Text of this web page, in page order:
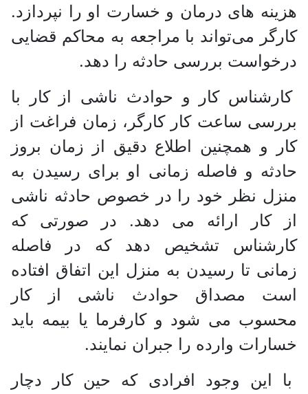
هزینه های درمان و خسارت او را نپردازد.
کارگر می‌تواند با مراجعه به محاکم قضایی
درخواست بررسی حادثه را دهد.
کارشناس کار و حوادث ناشی از کار با
بررسی ساعت کار کارگر، زمان فراغت از
کار و همچنین اطلاع دقیق از زمان بروز
حادثه و فاصله زمانی او برای رسیدن به
منزل نظر خود را در خصوص حادثه ناشی
از کار ارائه می دهد. در صورتی که
کارشناس تشخیص دهد که در فاصله
زمانی تا رسیدن به منزل این اتفاق افتاده
است مصداق حوادث ناشی از کار
محسوب می شود و کارفرما یا بیمه باید
خسارات وارده را جبران نمایند.
با این وجود افرادی که حین کار دچار